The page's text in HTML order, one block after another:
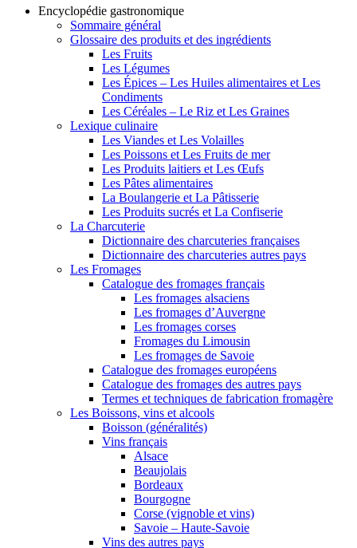
Encyclopédie gastronomique
Sommaire général
Glossaire des produits et des ingrédients
Les Fruits
Les Légumes
Les Épices – Les Huiles alimentaires et Les
Condiments
Les Céréales – Le Riz et Les Graines
Lexique culinaire
Les Viandes et Les Volailles
Les Poissons et Les Fruits de mer
Les Produits laitiers et Les Œufs
Les Pâtes alimentaires
La Boulangerie et La Pâtisserie
Les Produits sucrés et La Confiserie
La Charcuterie
Dictionnaire des charcuteries françaises
Dictionnaire des charcuteries autres pays
Les Fromages
Catalogue des fromages français
Les fromages alsaciens
Les fromages d’Auvergne
Les fromages corses
Fromages du Limousin
Les fromages de Savoie
Catalogue des fromages européens
Catalogue des fromages des autres pays
Termes et techniques de fabrication fromagère
Les Boissons, vins et alcools
Boisson (généralités)
Vins français
Alsace
Beaujolais
Bordeaux
Bourgogne
Corse (vignoble et vins)
Savoie – Haute-Savoie
Vins des autres pays